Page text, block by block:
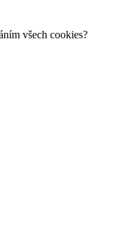
všech cookies?